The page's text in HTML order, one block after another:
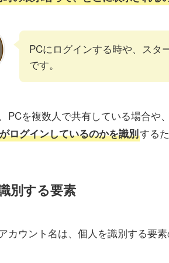
PCにログインする時や、スタ
です。
PCを複数人で共有している場合や
ログインしているのかを識別する
別する要素
カウント名は、個人を識別する要